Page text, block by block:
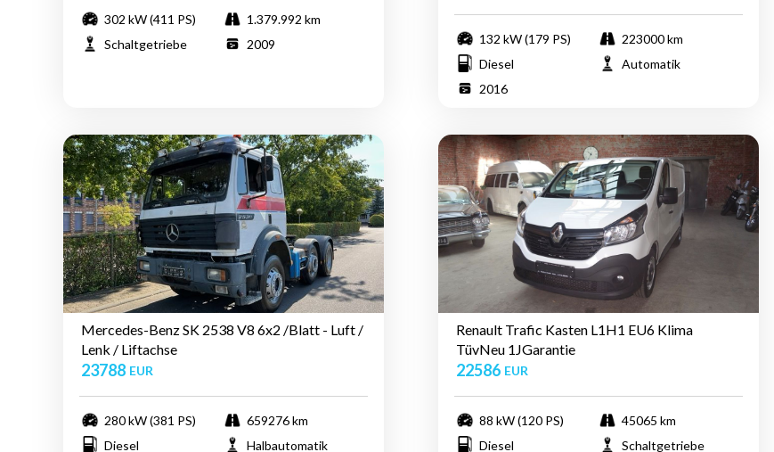
302 kW (411 PS)
1.379.992 km
Schaltgetriebe
2009 132 kW (179 PS)
223000 km
Diesel
Automatik
2016
Mercedes-Benz SK 2538 V8 6x2 /Blatt - Luft /
Lenk / Liftachse
23788 EUR
280 kW (381 PS)
659276 km
Diesel
Halbautomatik
Renault Trafic Kasten L1H1 EU6 Klima
TüvNeu 1JGarantie
22586 EUR
88 kW (120 PS)
45065 km
Diesel
Schaltgetriebe